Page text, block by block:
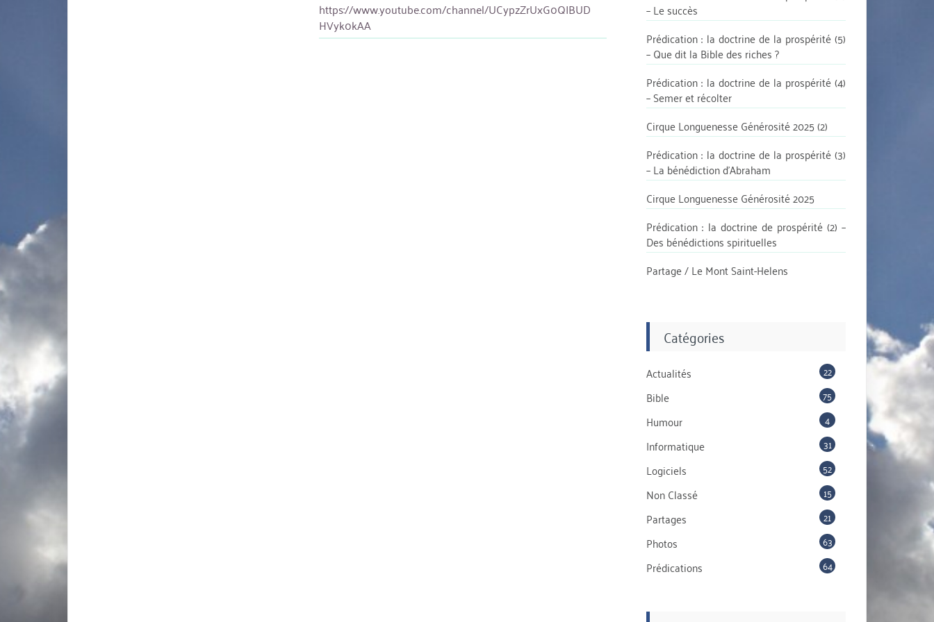
https://www.youtube.com/channel/UCypzZrUxG0QIBUD
HVyk0kAA
– Le succès
Prédication : la doctrine de la prospérité (5)
– Que dit la Bible des riches ?
Prédication : la doctrine de la prospérité (4)
– Semer et récolter
Cirque Longuenesse Générosité 2025 (2)
Prédication : la doctrine de la prospérité (3)
– La bénédiction d’Abraham
Cirque Longuenesse Générosité 2025
Prédication : la doctrine de prospérité (2) –
Des bénédictions spirituelles
Partage / Le Mont Saint-Helens
Catégories
Actualités 22
Bible 75
Humour 4
Informatique 31
Logiciels 52
Non Classé 15
Partages 21
Photos 63
Prédications 64